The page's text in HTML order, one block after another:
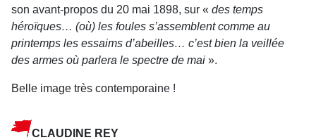
son avant-propos du 20 mai 1898, sur « des temps
héroïques… (où) les foules s’assemblent comme au
printemps les essaims d’abeilles… c’est bien la veillée
des armes où parlera le spectre de mai ».
Belle image très contemporaine !
CLAUDINE REY